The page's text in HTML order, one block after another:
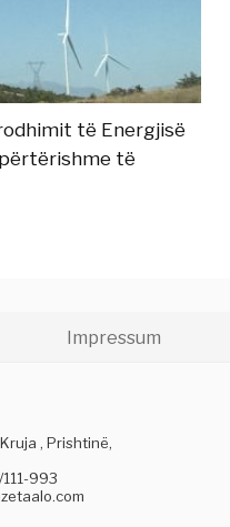
të Energjisë
të
Impressum
, Prishtinë,
993